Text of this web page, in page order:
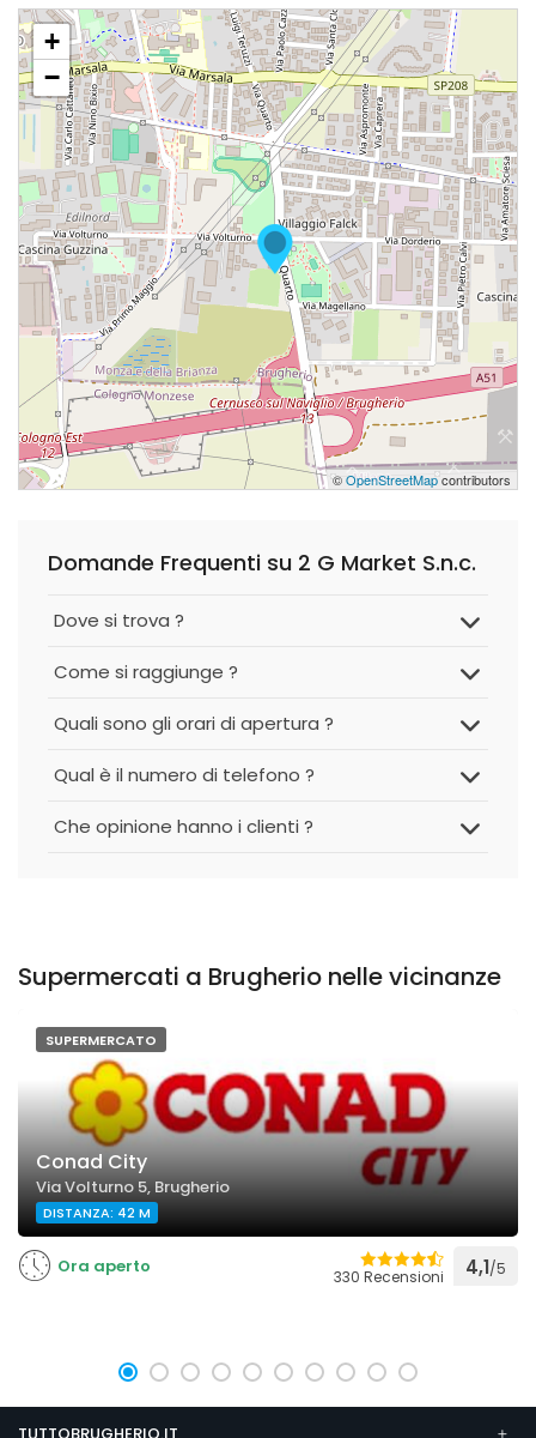
+
−
©OpenStreetMapcontributors
Domande Frequenti su 2 G Market S.n.c.
Dove si trova ?
Come si raggiunge ?
Quali sono gli orari di apertura ?
Qual è il numero di telefono ?
Che opinione hanno i clienti ?
Supermercati a Brugherio nelle vicinanze
SUPERMERCATO
Conad City
Via Volturno 5, Brugherio
DISTANZA: 42 M
Ora aperto 330 Recensioni 4,1/5